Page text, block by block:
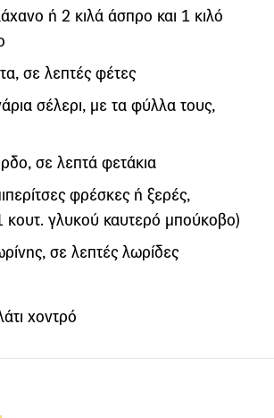
ή 2 κιλά άσπρο και 1 κιλό
σε λεπτές φέτες
σέλερι, με τα φύλλα τους,
σε λεπτά φετάκια
φρέσκες ή ξερές,
κουτ. γλυκού καυτερό μπούκοβο)
σε λεπτές λωρίδες
χοντρό